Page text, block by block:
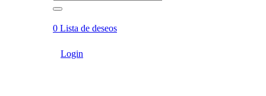
0 Lista de deseos
Login